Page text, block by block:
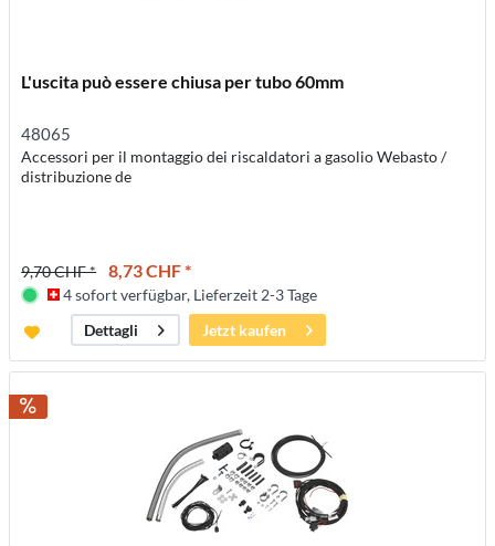
L'uscita può essere chiusa per tubo 60mm
48065
Accessori per il montaggio dei riscaldatori a gasolio Webasto /
distribuzione de
9,70 CHF * 8,73 CHF *
4 sofort verfügbar, Lieferzeit 2-3 Tage
Dettagli
Jetzt kaufen